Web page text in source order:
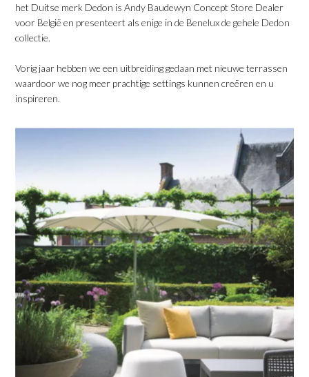
het Duitse merk Dedon is Andy Baudewyn Concept Store Dealer
voor België en presenteert als enige in de Benelux de gehele Dedon
collectie.
Vorig jaar hebben we een uitbreiding gedaan met nieuwe terrassen
waardoor we nog meer prachtige settings kunnen creëren en u
inspireren.